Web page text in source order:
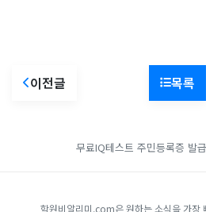
이전글 목록
무료IQ테스트 주민등록증 발급
학원비알리미.com은 원하는 소식을 가장